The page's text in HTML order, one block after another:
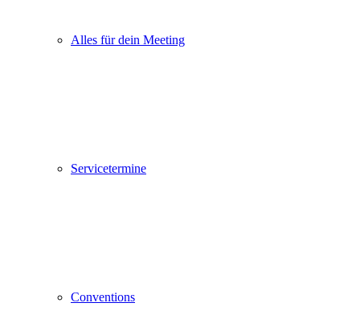
Alles für dein Meeting
Servicetermine
Conventions